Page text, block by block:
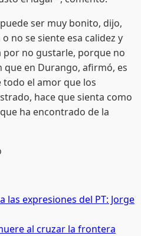
ser muy bonito, dijo,
no se siente esa calidez y
por no gustarle, porque no
que en Durango, afirmó, es
el amor que los
hace que sienta como
ha encontrado de la
las expresiones del PT: Jorge
al cruzar la frontera